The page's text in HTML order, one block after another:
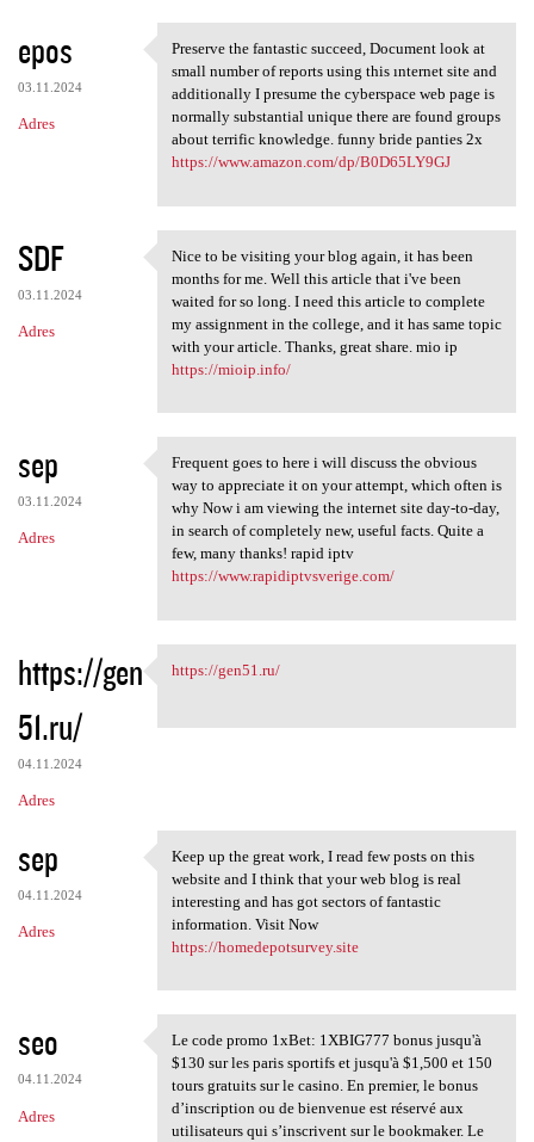
epos
03.11.2024
Adres
Preserve the fantastic
Preserve the fantastic succeed, Document look at
small number of reports using this ınternet site and
additionally I presume the cyberspace web page is
normally substantial unique there are found groups
about terrific knowledge. funny bride panties 2x
https://www.amazon.com/dp/B0D65LY9GJ
SDF
03.11.2024
Adres
Nice to be visiting your blog
Nice to be visiting your blog again, it has been
months for me. Well this article that i've been
waited for so long. I need this article to complete
my assignment in the college, and it has same topic
with your article. Thanks, great share. mio ip
https://mioip.info/
sep
03.11.2024
Adres
Frequent goes to here i will
Frequent goes to here i will discuss the obvious
way to appreciate it on your attempt, which often is
why Now i am viewing the internet site day-to-day,
in search of completely new, useful facts. Quite a
few, many thanks! rapid iptv
https://www.rapidiptvsverige.com/
https://gen
51.ru/
04.11.2024
Adres
https://gen51.ru/
https://gen51.ru/
sep
04.11.2024
Adres
Keep up the great work, I
Keep up the great work, I read few posts on this
website and I think that your web blog is real
interesting and has got sectors of fantastic
information. Visit Now
https://homedepotsurvey.site
seo
04.11.2024
Adres
Le code promo 1xBet: 1XBIG777
Le code promo 1xBet: 1XBIG777 bonus jusqu'à
$130 sur les paris sportifs et jusqu'à $1,500 et 150
tours gratuits sur le casino. En premier, le bonus
d’inscription ou de bienvenue est réservé aux
utilisateurs qui s’inscrivent sur le bookmaker. Le